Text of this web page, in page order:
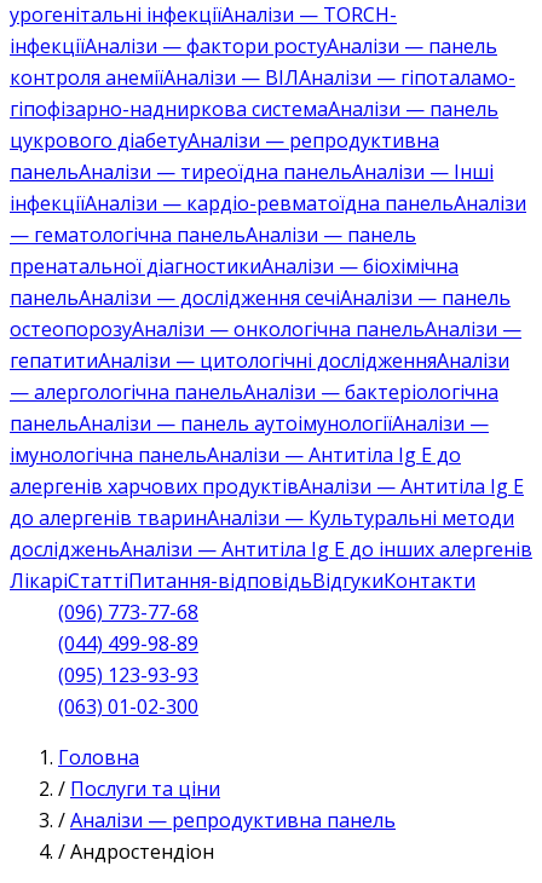
урогенітальні інфекціїАналізи — TORCH-
інфекціїАналізи — фактори ростуАналізи — панель
контроля анеміїАналізи — ВІЛАналізи — гіпоталамо-
гіпофізарно-надниркова системаАналізи — панель
цукрового діабетуАналізи — репродуктивна
панельАналізи — тиреоїдна панельАналізи — Інші
інфекціїАналізи — кардіо-ревматоїдна панельАналізи
— гематологічна панельАналізи — панель
пренатальної діагностикиАналізи — біохімічна
панельАналізи — дослідження сечіАналізи — панель
остеопорозуАналізи — онкологічна панельАналізи —
гепатитиАналізи — цитологічні дослідженняАналізи
— алергологічна панельАналізи — бактеріологічна
панельАналізи — панель аутоімунологіїАналізи —
імунологічна панельАналізи — Антитіла Ig E до
алергенів харчових продуктівАналізи — Антитіла Ig E
до алергенів тваринАналізи — Культуральні методи
дослідженьАналізи — Антитіла Ig E до інших алергенів
ЛікаріСтаттіПитання-відповідьВідгукиКонтакти
(096) 773-77-68
(044) 499-98-89
(095) 123-93-93
(063) 01-02-300
Головна
/ Послуги та ціни
/Аналізи — репродуктивна панель
/Андростендіон